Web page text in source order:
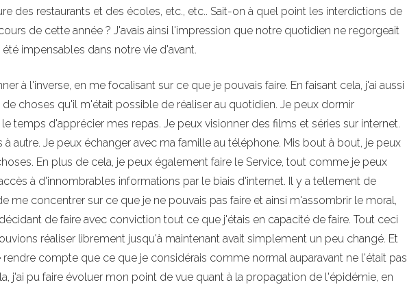
des restaurants et des écoles, etc., etc.. Sait-on à quel point les interdictions de
de cette année ? J'avais ainsi l'impression que notre quotidien ne regorgeait
impensables dans notre vie d'avant.
à l'inverse, en me focalisant sur ce que je pouvais faire. En faisant cela, j'ai aussi
choses qu'il m'était possible de réaliser au quotidien. Je peux dormir
temps d'apprécier mes repas. Je peux visionner des films et séries sur internet.
autre. Je peux échanger avec ma famille au téléphone. Mis bout à bout, je peux
En plus de cela, je peux également faire le Service, tout comme je peux
à d'innombrables informations par le biais d'internet. Il y a tellement de
me concentrer sur ce que je ne pouvais pas faire et ainsi m'assombrir le moral,
de faire avec conviction tout ce que j'étais en capacité de faire. Tout ceci
réaliser librement jusqu'à maintenant avait simplement un peu changé. Et
compte que ce que je considérais comme normal auparavant ne l'était pas
j'ai pu faire évoluer mon point de vue quant à la propagation de l'épidémie, en